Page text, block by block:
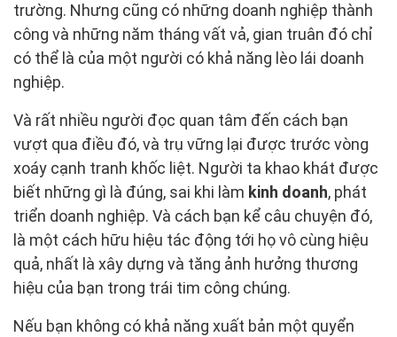
trường. Nhưng cũng có những doanh nghiệp thành
công và những năm tháng vất vả, gian truân đó chỉ
có thể là của một người có khả năng lèo lái doanh
nghiệp.
Và rất nhiều người đọc quan tâm đến cách bạn
vượt qua điều đó, và trụ vững lại được trước vòng
xoáy cạnh tranh khốc liệt. Người ta khao khát được
biết những gì là đúng, sai khi làm kinh doanh, phát
triển doanh nghiệp. Và cách bạn kể câu chuyện đó,
là một cách hữu hiệu tác động tới họ vô cùng hiệu
quả, nhất là xây dựng và tăng ảnh hưởng thương
hiệu của bạn trong trái tim công chúng.
Nếu bạn không có khả năng xuất bản một quyển